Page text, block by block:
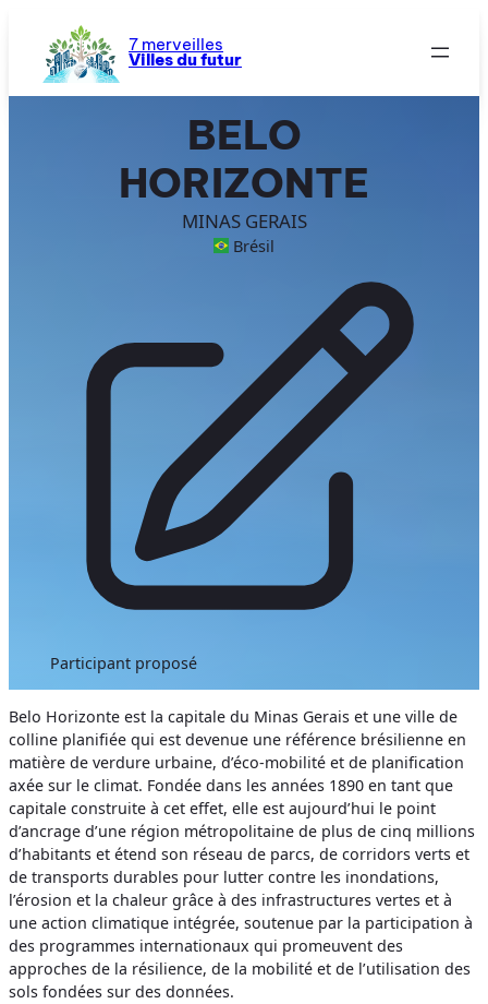
contenu
7 merveilles
Villes du futur
BELO
HORIZONTE
MINAS GERAIS
Brésil
Participant proposé
Belo Horizonte est la capitale du Minas Gerais et une ville de
colline planifiée qui est devenue une référence brésilienne en
matière de verdure urbaine, d’éco-mobilité et de planification
axée sur le climat. Fondée dans les années 1890 en tant que
capitale construite à cet effet, elle est aujourd’hui le point
d’ancrage d’une région métropolitaine de plus de cinq millions
d’habitants et étend son réseau de parcs, de corridors verts et
de transports durables pour lutter contre les inondations,
l’érosion et la chaleur grâce à des infrastructures vertes et à
une action climatique intégrée, soutenue par la participation à
des programmes internationaux qui promeuvent des
approches de la résilience, de la mobilité et de l’utilisation des
sols fondées sur des données.